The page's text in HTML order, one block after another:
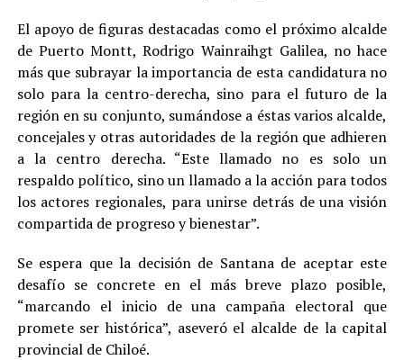
El apoyo de figuras destacadas como el próximo alcalde
de Puerto Montt, Rodrigo Wainraihgt Galilea, no hace
más que subrayar la importancia de esta candidatura no
solo para la centro-derecha, sino para el futuro de la
región en su conjunto, sumándose a éstas varios alcalde,
concejales y otras autoridades de la región que adhieren
a la centro derecha. “Este llamado no es solo un
respaldo político, sino un llamado a la acción para todos
los actores regionales, para unirse detrás de una visión
compartida de progreso y bienestar”.
Se espera que la decisión de Santana de aceptar este
desafío se concrete en el más breve plazo posible,
“marcando el inicio de una campaña electoral que
promete ser histórica”, aseveró el alcalde de la capital
provincial de Chiloé.